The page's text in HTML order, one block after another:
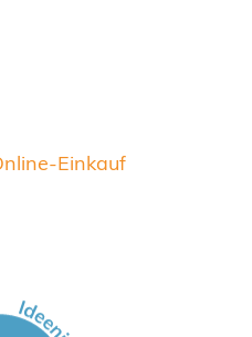
Einkauf